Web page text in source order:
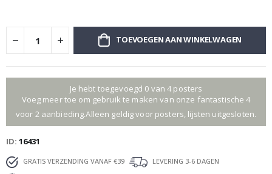
TOEVOEGEN AAN WINKELWAGEN
Je hebt toegevoegd 0 van 4 posters
Voeg meer toe om gebruik te maken van onze fantastische 4
voor 2 aanbieding.Alleen geldig voor posters, lijsten uitgesloten.
ID 16431
GRATIS VERZENDING VANAF €39
LEVERING 3-6 DAGEN